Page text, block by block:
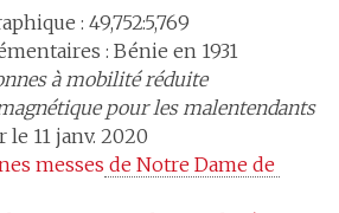
: 49,752:5,769
: Bénie en 1931
à mobilité réduite
pour les malentendants
11 janv. 2020
messes de Notre Dame de